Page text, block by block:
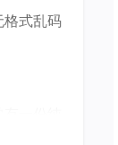
格式乱码